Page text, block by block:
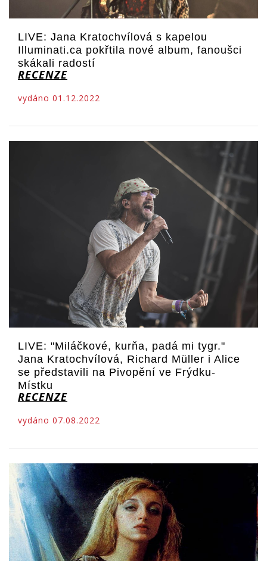
LIVE: Jana Kratochvílová s kapelou
Illuminati.ca pokřtila nové album, fanoušci
skákali radostí
RECENZE
vydáno 01.12.2022
LIVE: "Miláčkové, kurňa, padá mi tygr."
Jana Kratochvílová, Richard Müller i Alice
se představili na Pivopění ve Frýdku-
Místku
RECENZE
vydáno 07.08.2022